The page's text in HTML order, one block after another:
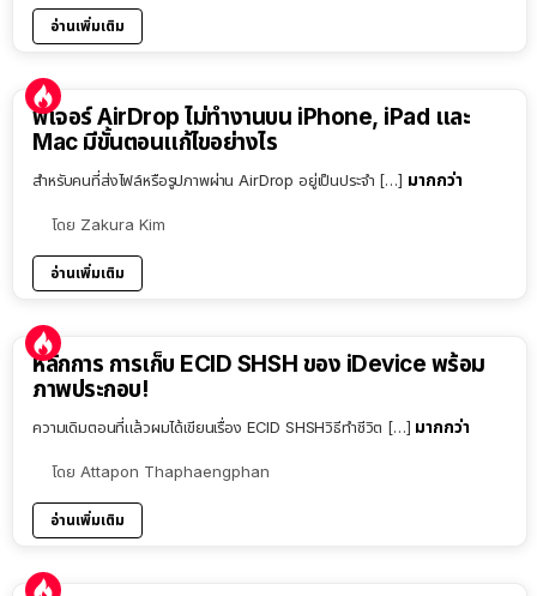
อ่านเพิ่มเติม
ฟีเจอร์ AirDrop ไม่ทำงานบน iPhone, iPad และ
Mac มีขั้นตอนแก้ไขอย่างไร
สำหรับคนที่ส่งไฟล์หรือรูปภาพผ่าน AirDrop อยู่เป็นประจำ […] มากกว่า
โดย Zakura Kim
อ่านเพิ่มเติม
หลักการ การเก็บ ECID SHSH ของ iDevice พร้อม
ภาพประกอบ!
ความเดิมตอนที่แล้วผมได้เขียนเรื่อง ECID SHSHวิธีทำชีวิต […] มากกว่า
โดย Attapon Thaphaengphan
อ่านเพิ่มเติม